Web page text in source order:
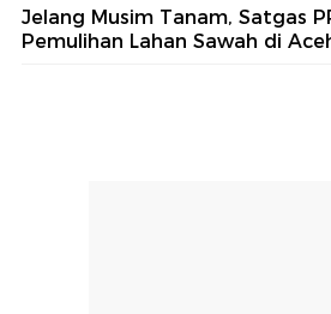
Jelang Musim Tanam, Satgas
Pemulihan Lahan Sawah di